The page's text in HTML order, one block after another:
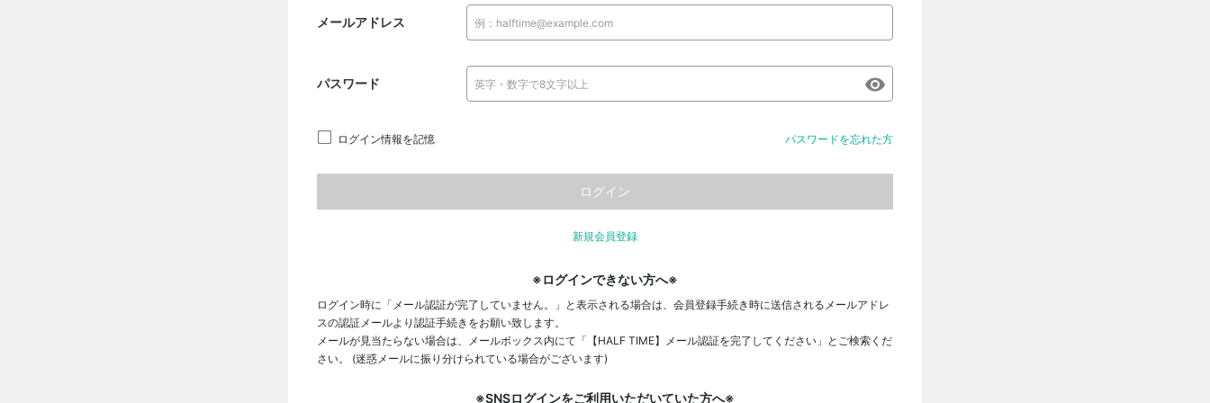
メールアドレス
パスワード
ログイン情報を記憶 パスワードを忘れた方
新規会員登録
※ログインできない方へ※
ログイン時に「メール認証が完了していません。」と表示される場合は、会員登録手続き時に送信されるメールアドレ
スの認証メールより認証手続きをお願い致します。
メールが見当たらない場合は、メールボックス内にて「【HALF TIME】メール認証を完了してください」とご検索くだ
さい。 (迷惑メールに振り分けられている場合がございます)
※SNSログインをご利用いただいていた方へ※